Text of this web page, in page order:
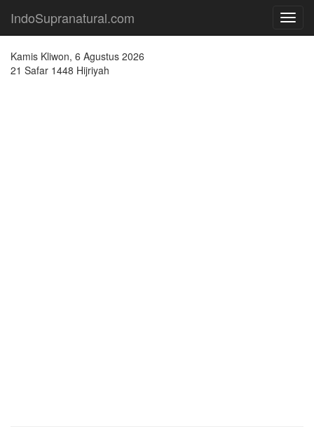
IndoSupranatural.com
Kamis Kliwon, 6 Agustus 2026
21 Safar 1448 Hijriyah